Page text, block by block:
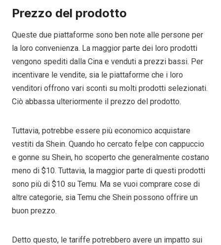
Prezzo del prodotto
Queste due piattaforme sono ben note alle persone per
la loro convenienza. La maggior parte dei loro prodotti
vengono spediti dalla Cina e venduti a prezzi bassi. Per
incentivare le vendite, sia le piattaforme che i loro
venditori offrono vari sconti su molti prodotti selezionati.
Ciò abbassa ulteriormente il prezzo del prodotto.
Tuttavia, potrebbe essere più economico acquistare
vestiti da Shein. Quando ho cercato felpe con cappuccio
e gonne su Shein, ho scoperto che generalmente costano
meno di $10. Tuttavia, la maggior parte di questi prodotti
sono più di $10 su Temu. Ma se vuoi comprare cose di
altre categorie, sia Temu che Shein possono offrire un
buon prezzo.
Detto questo, le tariffe potrebbero avere un impatto sui